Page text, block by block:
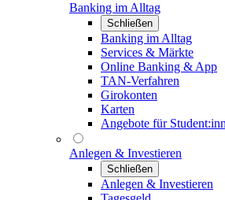
Banking im Alltag
Schließen
Banking im Alltag
Services & Märkte
Online Banking & App
TAN-Verfahren
Girokonten
Karten
Angebote für
Anlegen & Investieren
Schließen
Anlegen & Investieren